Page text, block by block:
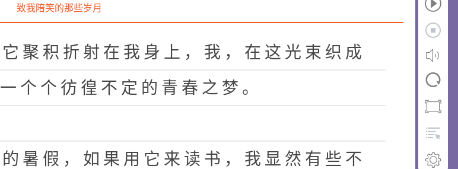
致我陪笑的那些岁月
它 聚 积 折 射 在 我 身 上 ， 我 ， 在 这 光 束 织 成
一 个 个 彷 徨 不 定 的 青 春 之 梦 。
的 暑 假 ， 如 果 用 它 来 读 书 ， 我 显 然 有 些 不